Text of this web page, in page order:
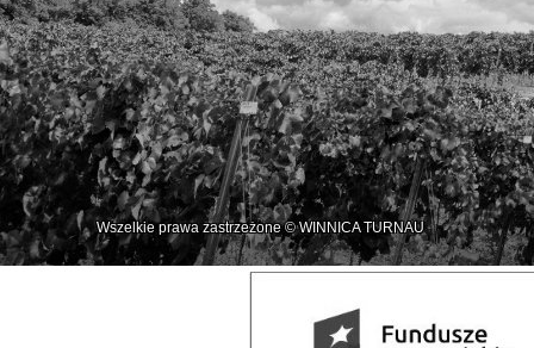
Wszelkie prawa zastrzeżone © WINNICA TURNAU